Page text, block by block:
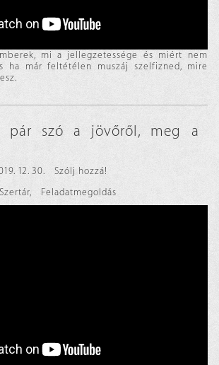
mi a jellegzetessége és miért nem
ha már feltétélen muszáj szelfizned, mire
pár szó a jövőről, meg a
12. 30.
Szólj hozzá!
Szertár, Feladatmegoldás